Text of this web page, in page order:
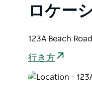
ウィローファー
ます。マーケッ
りしてください。
ロケー
123A Beach
行き方